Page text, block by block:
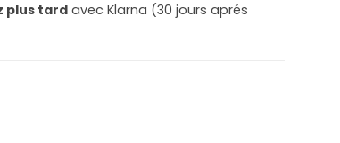
plus tard avec Klarna (30 jours aprés